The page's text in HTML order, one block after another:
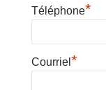
Téléphone*
Courriel *